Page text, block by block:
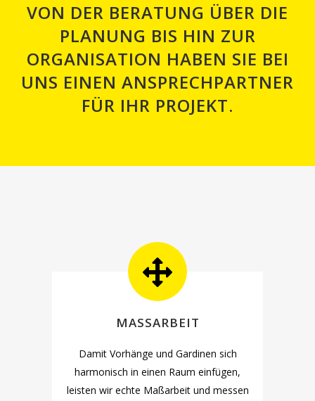
VON DER BERATUNG ÜBER DIE
PLANUNG BIS HIN ZUR
ORGANISATION HABEN SIE BEI
UNS EINEN ANSPRECHPARTNER
FÜR IHR PROJEKT.
MASSARBEIT
Damit Vorhänge und Gardinen sich
harmonisch in einen Raum einfügen,
leisten wir echte Maßarbeit und messen